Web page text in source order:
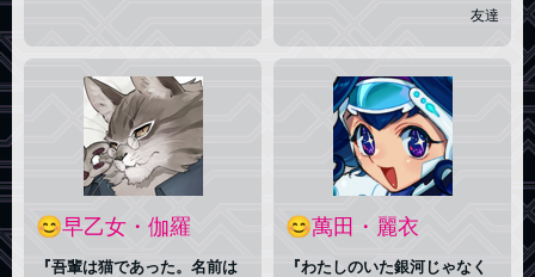
る火遁を申し訳程度に使える
が、基本的には道具に頼ってい
くスタイル。 容姿へのコンプ
レックスから怪人の姿を秘密に
していたが、最近ではごく稀に
い。
込むも、犯人を当てられるとは
本屋」を営んでいる。迷い込ん
だ√の推理小説を仕入れては並べ
ている／欠落は“よくわからな
い”けれど、髪にお花が咲いてい
た気がしますのよ？ 今は桜の
花飾りが手放せないわ
友達
😊早乙女・伽羅
『吾輩は猫であった。名前は
😊萬田・麗衣
『わたしのいた銀河じゃなく